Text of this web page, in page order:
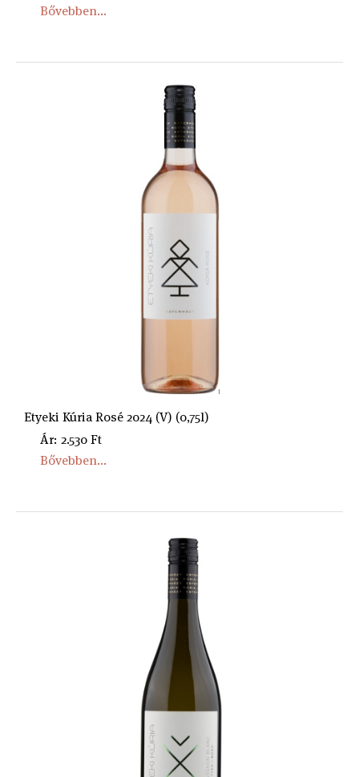
Bővebben...
Etyeki Kúria Rosé 2024 (V) (0,75l)
Ár: 2.530 Ft
Bővebben...